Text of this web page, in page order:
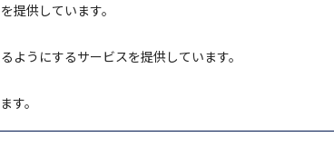
提供しています。
うにするサービスを提供しています。
す。